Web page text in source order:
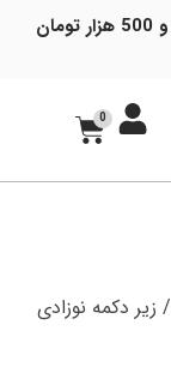
0
/ زیر دکمه نوزادی